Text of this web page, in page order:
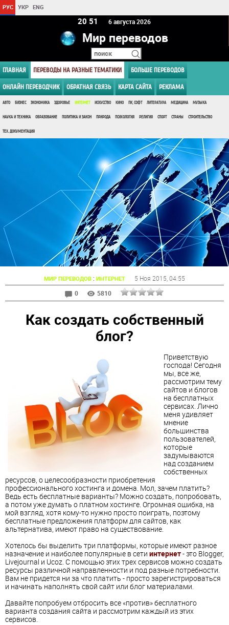
РУС УКР ENG
20 51 6 августа 2026
Мир переводов
ГЛАВНАЯ ПЕРЕВОДЫ НА РАЗНЫЕ ТЕМАТИКИ БОЛЬШЕ ПЕРЕВОДОВ
ОНЛАЙН ПЕРЕВОДЧИК ОБРАТНАЯ СВЯЗЬ КАРТА САЙТА РЕКЛАМА
АВТО БИЗНЕС ЭКОНОМИКА ЗДОРОВЬЕ ИНТЕРНЕТ ИСКУССТВО КИНО ПК, СОФТ ЛИТЕРАТУРА МЕДИЦИНА МУЗЫКА
НАУКА И ТЕХНИКА ОБРАЗОВАНИЕ ПОЛИТИКА И ЗАКОН ПРИРОДА ПСИХОЛОГИЯ РЕЛИГИЯ СПОРТ СТРАНЫ СТРОИТЕЛЬСТВО
ТЕХ. ДОКУМЕНТАЦИЯ
МИР ПЕРЕВОДОВ : ИНТЕРНЕТ 5 Ноя 2015 , 04:55
0
5810
Как создать собственный
блог?
Приветствую
господа! Сегодня
мы, все же,
рассмотрим тему
сайтов и блогов
на бесплатных
сервисах. Лично
меня удивляет
мнение
большинства
пользователей,
которые
задумываются
над созданием
собственных
ресурсов, о целесообразности приобретения
профессионального хостинга и домена. Мол, зачем платить?
Ведь есть бесплатные варианты? Можно создать, попробовать,
а потом уже думать о платном хостинге. Огромная ошибка, на
мой взгляд, хотя кому-то нужно просто поиграть, поэтому
бесплатные предложения платформ для сайтов, как
альтернатива, имеют право на существование.
Хотелось бы выделить три платформы, которые имеют разное
назначение и наиболее популярные в сети интернет- это Blogger,
Livejournal и Ucoz. С помощью этих трех сервисов можно создать
ресурсы различной направленности и под разные потребности.
Вам не придется ни за что платить - просто зарегистрироваться
и начинать наполнять свой сайт или блог материалами.
Давайте попробуем отбросить все «против» бесплатного
варианта создания сайта и рассмотрим каждый из этих
сервисов.